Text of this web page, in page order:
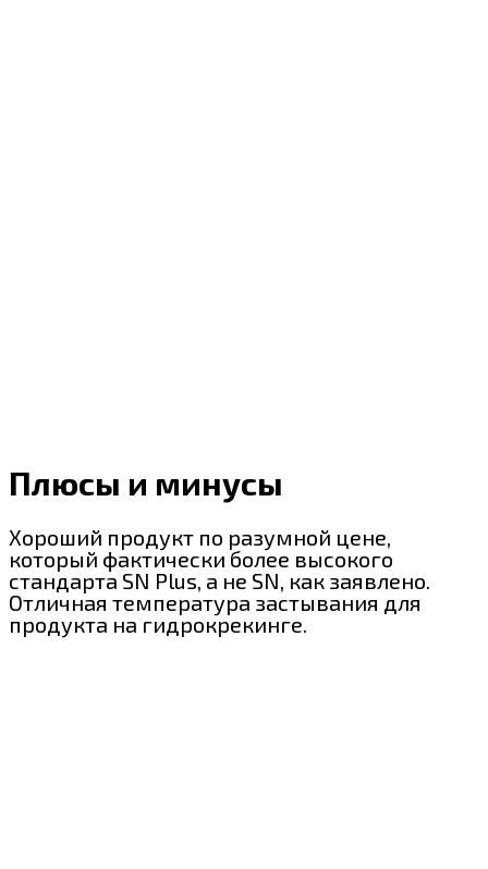
Плюсы и минусы
Хороший продукт по разумной цене,
который фактически более высокого
стандарта SN Plus, а не SN, как заявлено.
Отличная температура застывания для
продукта на гидрокрекинге.